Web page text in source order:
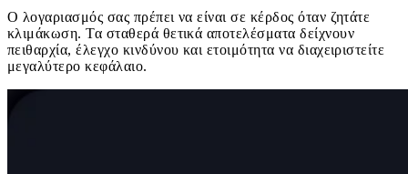
Ο λογαριασμός σας πρέπει να είναι σε κέρδος όταν ζητάτε
κλιμάκωση. Τα σταθερά θετικά αποτελέσματα δείχνουν
πειθαρχία, έλεγχο κινδύνου και ετοιμότητα να διαχειριστείτε
μεγαλύτερο κεφάλαιο.